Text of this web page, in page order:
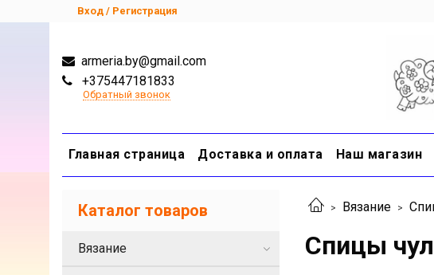
Вход / Регистрация
armeria.by@gmail.com
+375447181833
Обратный звонок
Главная страница Доставка и оплата Наш магазин
Вязание
Спицы
Каталог товаров
Вязание